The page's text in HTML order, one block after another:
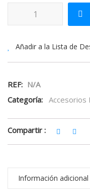
Separador Metálico
Añadir a la Lista de
REF: N/A
Categoría: Accesorios
Compartir :
Información adicional